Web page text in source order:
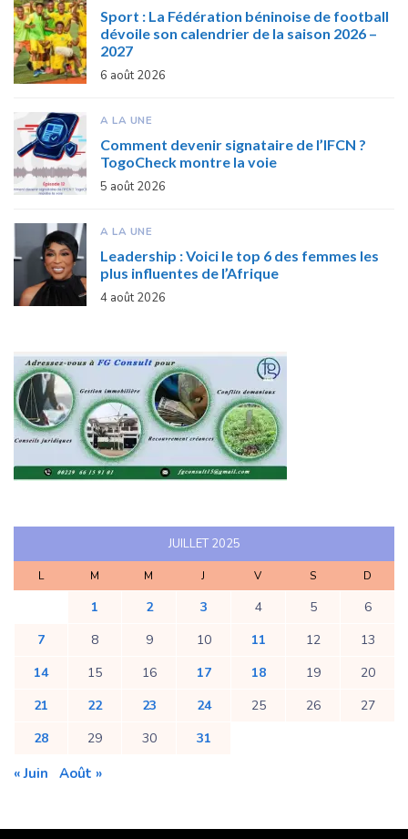
Sport : La Fédération béninoise de football
dévoile son calendrier de la saison 2026 –
2027
6 août 2026
A LA UNE
Comment devenir signataire de l’IFCN ?
TogoCheck montre la voie
5 août 2026
A LA UNE
Leadership : Voici le top 6 des femmes les
plus influentes de l’Afrique
4 août 2026
JUILLET 2025
L M M J V S D
1 2 3 4 5
6
7
8 9 10 11 12
13
14
15 16 17 18 19
20
21
22 23 24 25 26
27
28
29 30 31
« Juin Août »